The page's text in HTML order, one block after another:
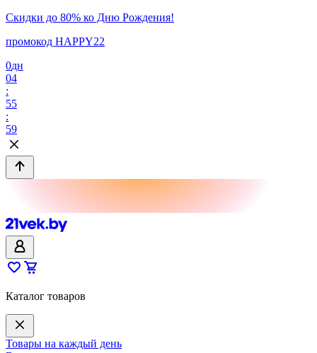
Скидки до 80% ко Дню Рождения!
промокод HAPPY22
0дн
04
:
55
:
59
Каталог товаров
Товары на каждый день